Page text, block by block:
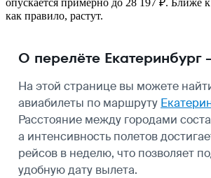
как правило, растут.
О перелёте Екатеринбург
На этой странице вы можете
авиабилеты по маршруту
Расстояние между городами
а интенсивность полетов
рейсов в неделю, что позволяет
удобную дату вылета.